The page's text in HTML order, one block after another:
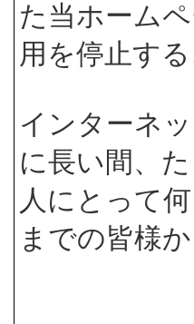
た当ホーム
用を停止す
インターネ
に長い間、
人にとって
までの皆様